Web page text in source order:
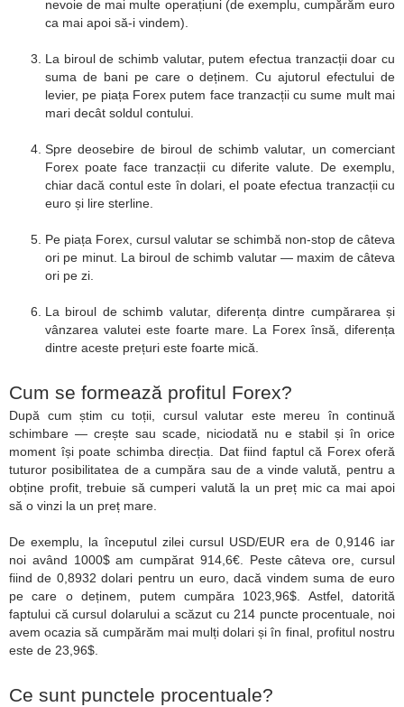
nevoie de mai multe operațiuni (de exemplu, cumpărăm euro
ca mai apoi să-i vindem).
La biroul de schimb valutar, putem efectua tranzacții doar cu
suma de bani pe care o deținem. Cu ajutorul efectului de
levier, pe piața Forex putem face tranzacții cu sume mult mai
mari decât soldul contului.
Spre deosebire de biroul de schimb valutar, un comerciant
Forex poate face tranzacții cu diferite valute. De exemplu,
chiar dacă contul este în dolari, el poate efectua tranzacții cu
euro și lire sterline.
Pe piața Forex, cursul valutar se schimbă non-stop de câteva
ori pe minut. La biroul de schimb valutar — maxim de câteva
ori pe zi.
La biroul de schimb valutar, diferența dintre cumpărarea și
vânzarea valutei este foarte mare. La Forex însă, diferența
dintre aceste prețuri este foarte mică.
Cum se formează profitul Forex?
După cum știm cu toții, cursul valutar este mereu în continuă
schimbare — crește sau scade, niciodată nu e stabil și în orice
moment își poate schimba direcția. Dat fiind faptul că Forex oferă
tuturor posibilitatea de a cumpăra sau de a vinde valută, pentru a
obține profit, trebuie să cumperi valută la un preț mic ca mai apoi
să o vinzi la un preț mare.
De exemplu, la începutul zilei cursul USD/EUR era de 0,9146 iar
noi având 1000$ am cumpărat 914,6€. Peste câteva ore, cursul
fiind de 0,8932 dolari pentru un euro, dacă vindem suma de euro
pe care o deținem, putem cumpăra 1023,96$. Astfel, datorită
faptului că cursul dolarului a scăzut cu 214 puncte procentuale, noi
avem ocazia să cumpărăm mai mulți dolari și în final, profitul nostru
este de 23,96$.
Ce sunt punctele procentuale?